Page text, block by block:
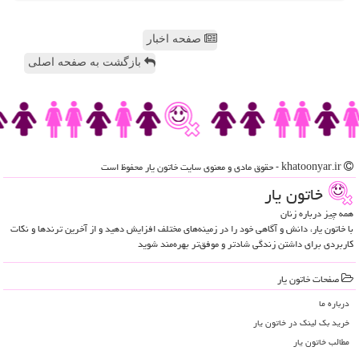
صفحه اخبار
بازگشت به صفحه اصلی
خاتون یار
همه چیز درباره زنان
با خاتون یار، دانش و آگاهی خود را در زمینه‌های مختلف افزایش دهید و از آخرین ترندها و نکات
کاربردی برای داشتن زندگی شادتر و موفق‌تر بهره‌مند شوید
صفحات خاتون یار
درباره ما
خرید بک لینک در خاتون یار
مطالب خاتون یار